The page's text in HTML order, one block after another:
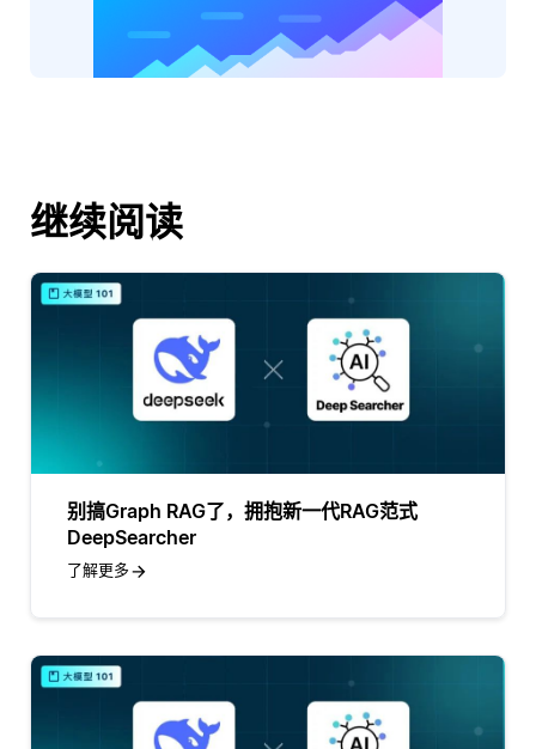
继续阅读
别搞Graph RAG了，拥抱新一代RAG范式
DeepSearcher
了解更多